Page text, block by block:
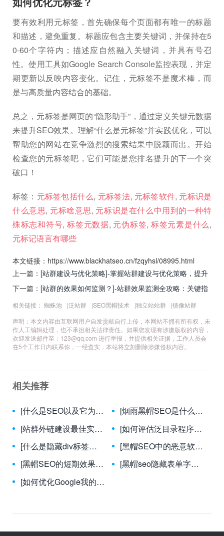
要有效利用元标签，首先确保每个页面都有唯一的标题
和描述，避免重复。标题应包含主要关键词，并保持在5
0-60个字符内；描述应自然融入关键词，并具有号召
性。使用工具如Google Search Console监控表现，并定
期更新以反映内容变化。记住，元标签不是魔术棒，而
是与高质量内容结合的基础。
总之，元标签是网页的“隐形助手”，通过定义关键元数据
来提升SEO效果。理解“什么是元标签”并实践优化，可以
帮助您的网站在竞争激烈的搜索结果中脱颖而出。开始
检查您的元标签吧，它们可能是您排名提升的下一个突
破口！
标签： 元标签包括什么, 元标签法, 元标签软件, 元标识是
什么意思, 元标啥意思, 元标识是在什么中用到的一种特
殊标志和符号,标签元数据, 元伪标签,标签元素是什么,
元标记语言有哪些
本文链接：https://www.blackhatseo.cn/fzqyhsl/08995.html
上一篇： [站群建设与优化策略]-掌握站群建设与优化策略，提升
SEO效果与流量转化的实战指南
下一篇： [站群的效果如何监测？]-站群效果监测全攻略：关键指
标与实用工具解析
相关链接： 蜘蛛池 |泛站群 |SEO黑帽技术 |独立站站群 |镜像站群
声明：本文内容由互联网用户自发贡献自行上传，本网站不拥有所有权，未
作人工编辑处理，也不承担相关法律责任。如果您发现有涉嫌版权的内容，
欢迎发送邮件至： 123@qq.com 进行举报，并提供相关证据，工作人员会
在5个工作日内联系你，一经查实，本站将立刻删除涉嫌侵权内容。
相关推荐
[什么是SEO以及它为什么重要？]-揭秘SEO：数字时代企业成功的核心引擎
[烟雨黑帽SEO是什么？]-烟雨黑帽SEO：揭秘其本质、风险与合法替代方案
[站群外链建设最佳实践]-站群外链高效建设与风险规避策略全解析
[如何评估泛目录程序的效果？]-泛目录程序效果评估指南：7大核心指标与实战策略
[什么是隐藏div标签？]-揭秘隐藏div标签：提升网页SEO与用户体验的关键技巧
[黑帽SEO中的恶意软件传播手段有哪些？]-揭秘黑帽SEO中恶意软件的十大传播手段
[黑帽SEO的短期效果和长期风险是什么？]-黑帽SEO：短期流量诱惑与长期毁灭性风险分析
[黑帽seo隐藏表单字段技巧]-揭秘黑帽SEO隐藏表单字段的欺诈本质与应对策略
[如何优化Google我的商家资料？]-新标题：Google我的商家资料优化全攻略：提升本地搜索排名的关键步骤